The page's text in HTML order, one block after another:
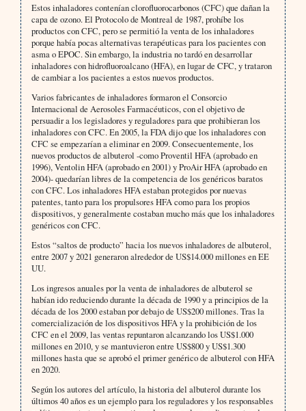
Estos inhaladores contenían clorofluorocarbonos (CFC) que dañan la
capa de ozono. El Protocolo de Montreal de 1987, prohíbe los
productos con CFC, pero se permitió la venta de los inhaladores
porque había pocas alternativas terapéuticas para los pacientes con
asma o EPOC. Sin embargo, la industria no tardó en desarrollar
inhaladores con hidrofluoroalcano (HFA), en lugar de CFC, y trataron
de cambiar a los pacientes a estos nuevos productos.
Varios fabricantes de inhaladores formaron el Consorcio
Internacional de Aerosoles Farmacéuticos, con el objetivo de
persuadir a los legisladores y reguladores para que prohibieran los
inhaladores con CFC. En 2005, la FDA dijo que los inhaladores con
CFC se empezarían a eliminar en 2009. Consecuentemente, los
nuevos productos de albuterol -como Proventil HFA (aprobado en
1996), Ventolin HFA (aprobado en 2001) y ProAir HFA (aprobado en
2004)- quedarían libres de la competencia de los genéricos baratos
con CFC. Los inhaladores HFA estaban protegidos por nuevas
patentes, tanto para los propulsores HFA como para los propios
dispositivos, y generalmente costaban mucho más que los inhaladores
genéricos con CFC.
Estos “saltos de producto” hacia los nuevos inhaladores de albuterol,
entre 2007 y 2021 generaron alrededor de US$14.000 millones en EE
UU.
Los ingresos anuales por la venta de inhaladores de albuterol se
habían ido reduciendo durante la década de 1990 y a principios de la
década de los 2000 estaban por debajo de US$200 millones. Tras la
comercialización de los dispositivos HFA y la prohibición de los
CFC en el 2009, las ventas repuntaron alcanzando los US$1.000
millones en 2010, y se mantuvieron entre US$800 y US$1.300
millones hasta que se aprobó el primer genérico de albuterol con HFA
en 2020.
Según los autores del artículo, la historia del albuterol durante los
últimos 40 años es un ejemplo para los reguladores y los responsables